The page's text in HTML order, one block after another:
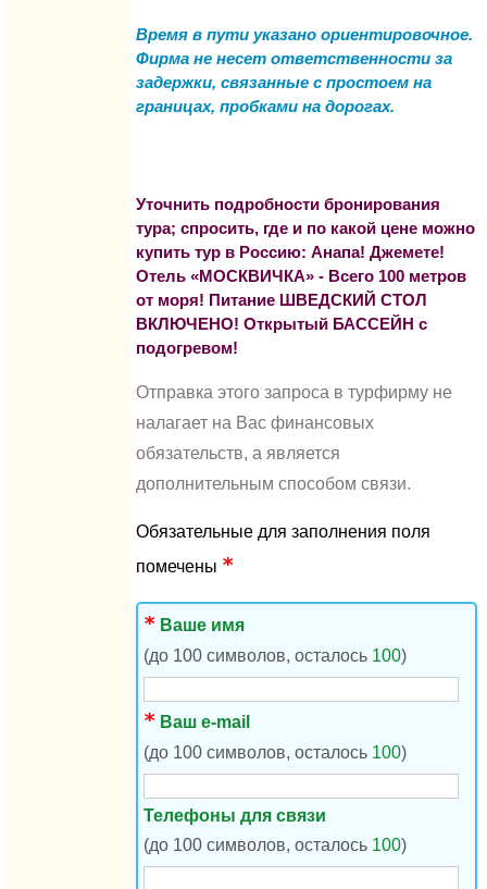
Время в пути указано ориентировочное.
Фирма не несет ответственности за
задержки, связанные с простоем на
границах, пробками на дорогах.
Уточнить подробности бронирования
тура; спросить, где и по какой цене можно
купить тур в Россию: Анапа! Джемете!
Отель «МОСКВИЧКА» - Всего 100 метров
от моря! Питание ШВЕДСКИЙ СТОЛ
ВКЛЮЧЕНО! Открытый БАССЕЙН с
подогревом!
Отправка этого запроса в турфирму не
налагает на Вас финансовых
обязательств, а является
дополнительным способом связи.
Обязательные для заполнения поля
помечены
Ваше имя
(до 100 символов, осталось 100)
Ваш e-mail
(до 100 символов, осталось 100)
Телефоны для связи
(до 100 символов, осталось 100)